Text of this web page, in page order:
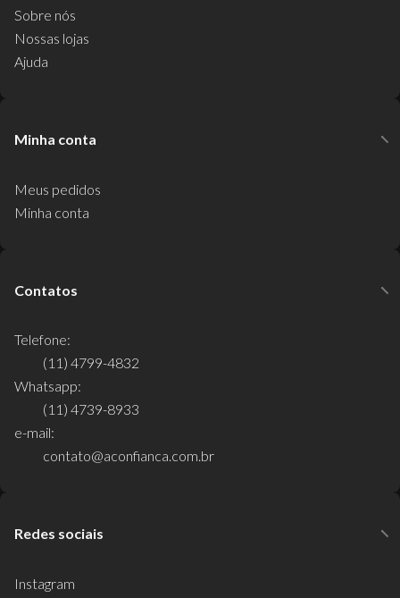
Sobre nós
Nossas lojas
Ajuda
Minha conta
Meus pedidos
Minha conta
Contatos
Telefone:
(11) 4799-4832
Whatsapp:
(11) 4739-8933
e-mail:
contato@aconfianca.com.br
Redes sociais
Instagram